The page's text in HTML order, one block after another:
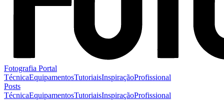
Fotografia Portal
TécnicaEquipamentosTutoriaisInspiraçãoProfissional
Posts
TécnicaEquipamentosTutoriaisInspiraçãoProfissional